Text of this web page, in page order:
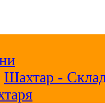
Шахтар -